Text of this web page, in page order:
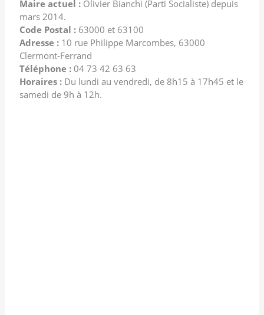
Maire actuel : Olivier Bianchi (Parti Socialiste) depuis
mars 2014.
Code Postal : 63000 et 63100
Adresse : 10 rue Philippe Marcombes, 63000
Clermont-Ferrand
Téléphone : 04 73 42 63 63
Horaires : Du lundi au vendredi, de 8h15 à 17h45 et le
samedi de 9h à 12h.